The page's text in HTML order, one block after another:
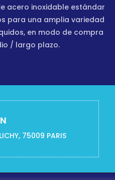
acero inoxidable estándar
para una amplia variedad
en modo de compra
/ largo plazo.
75009 PARIS